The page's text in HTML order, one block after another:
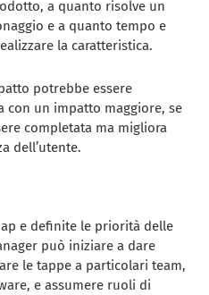
a quanto risolve un
e a quanto tempo e
la caratteristica.
potrebbe essere
con un impatto maggiore, se
completata ma migliora
dell’utente.
e definite le priorità delle
può iniziare a dare
le tappe a particolari team,
e assumere ruoli di